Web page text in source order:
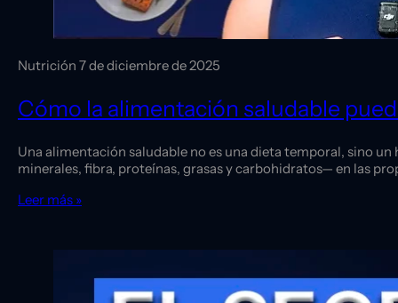
Nutrición 7 de diciembre de 2025
Cómo la alimentación saludable
Una alimentación saludable no es una dieta temporal, sino
minerales, fibra, proteínas, grasas y carbohidratos— en las
Leer más »